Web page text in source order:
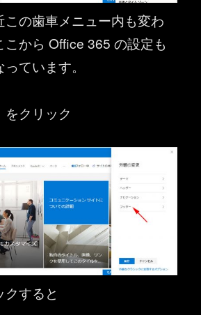
この歯車メニュー内も変わ
こから Office 365 の設定も
ています。
クリック
すると